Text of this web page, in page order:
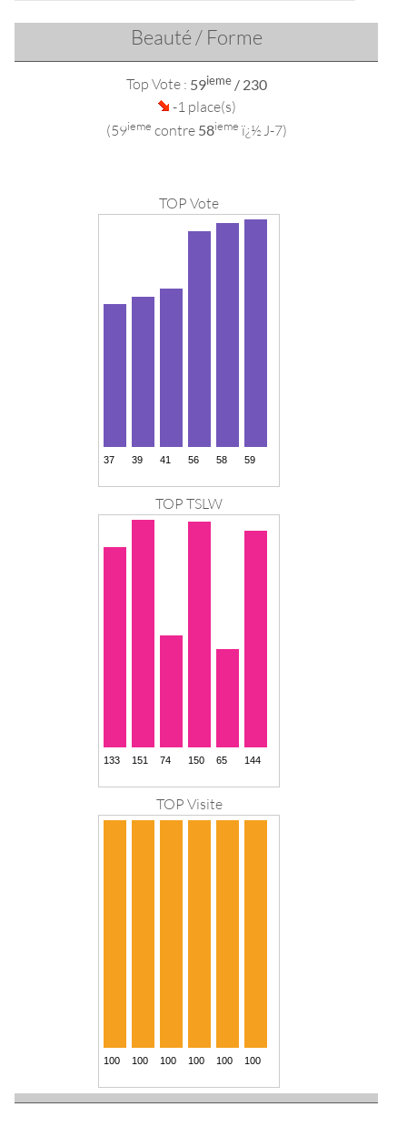
Beauté / Forme
Top Vote : 59ieme/ 230
-1 place(s)
(59ieme contre 58ieme ï¿½ J-7)
TOP Vote
TOP TSLW
TOP Visite